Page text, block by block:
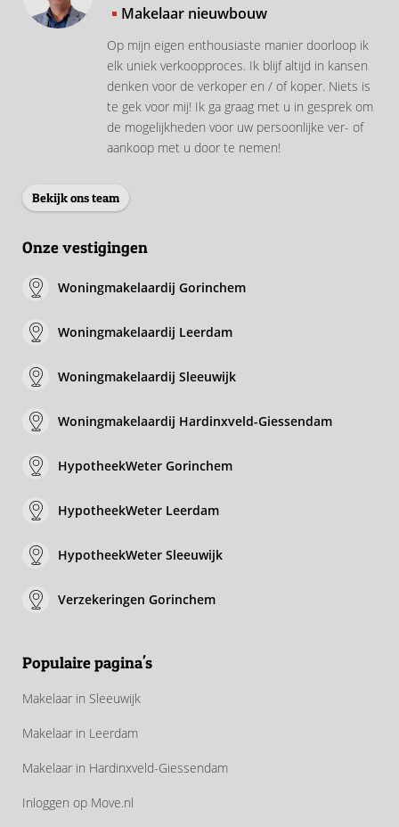
Makelaar nieuwbouw
Op mijn eigen enthousiaste manier doorloop ik
elk uniek verkoopproces. Ik blijf altijd in kansen
denken voor de verkoper en / of koper. Niets is
te gek voor mij! Ik ga graag met u in gesprek om
de mogelijkheden voor uw persoonlijke ver- of
aankoop met u door te nemen!
Bekijk ons team
Onze vestigingen
Woningmakelaardij Gorinchem
Woningmakelaardij Leerdam
Woningmakelaardij Sleeuwijk
Woningmakelaardij Hardinxveld-Giessendam
HypotheekWeter Gorinchem
HypotheekWeter Leerdam
HypotheekWeter Sleeuwijk
Verzekeringen Gorinchem
Populaire pagina's
Makelaar in Sleeuwijk
Makelaar in Leerdam
Makelaar in Hardinxveld-Giessendam
Inloggen op Move.nl